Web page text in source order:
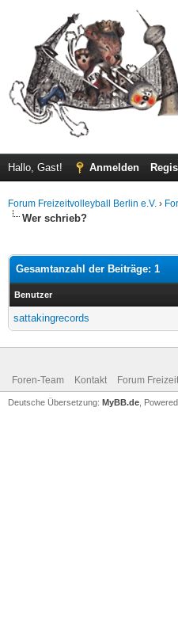
Hallo, Gast! Anmelden
Forum Freizeitvolleyball Berlin e.V. ›
Wer schrieb?
Gesamtanzahl der Beiträge: 1
Benutzer
sattakingrecords
Foren-Team Kontakt Forum
Deutsche Übersetzung: MyBB.de ,